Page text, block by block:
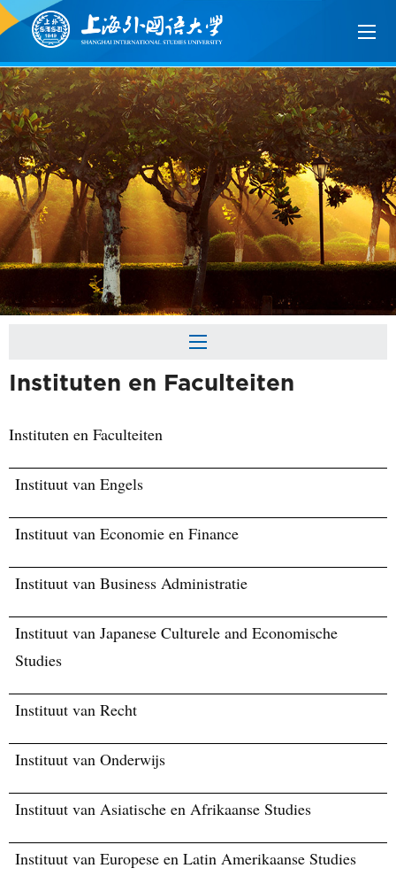
Instituten en Faculteiten
Instituten en Faculteiten
Instituut van Engels
Instituut van Economie en Finance
Instituut van Business Administratie
Instituut van Japanese Culturele and Economische
Studies
Instituut van Recht
Instituut van Onderwijs
Instituut van Asiatische en Afrikaanse Studies
Instituut van Europese en Latin Amerikaanse Studies